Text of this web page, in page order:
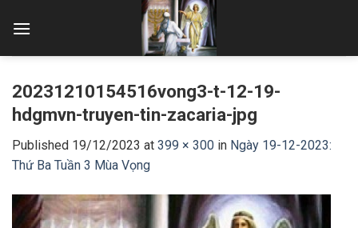
20231210154516vong3-t-12-19-
hdgmvn-truyen-tin-zacaria-jpg
Published 19/12/2023 at 399 × 300 in Ngày 19-12-2023:
Thứ Ba Tuần 3 Mùa Vọng